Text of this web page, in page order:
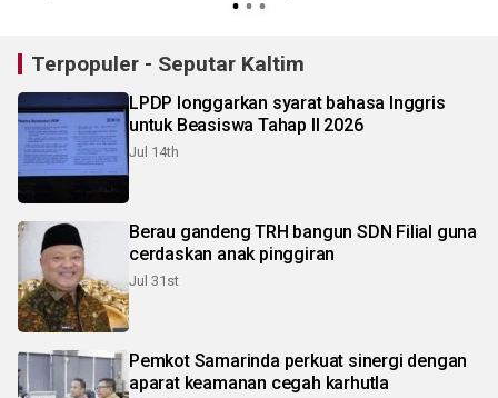
Terpopuler - Seputar Kaltim
LPDP longgarkan syarat bahasa Inggris
untuk Beasiswa Tahap II 2026
Jul 14th
Berau gandeng TRH bangun SDN Filial guna
cerdaskan anak pinggiran
Jul 31st
Pemkot Samarinda perkuat sinergi dengan
aparat keamanan cegah karhutla